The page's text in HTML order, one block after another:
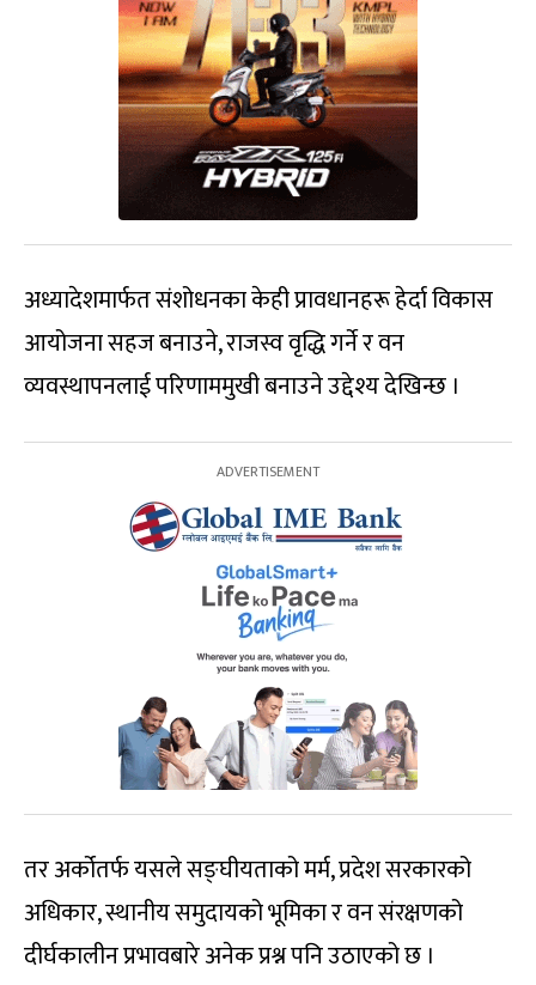
अध्यादेशमार्फत संशोधनका केही प्रावधानहरू हेर्दा विकास
आयोजना सहज बनाउने, राजस्व वृद्धि गर्ने र वन
व्यवस्थापनलाई परिणाममुखी बनाउने उद्देश्य देखिन्छ ।
तर अर्कोतर्फ यसले सङ्घीयताको मर्म, प्रदेश सरकारको
अधिकार, स्थानीय समुदायको भूमिका र वन संरक्षणको
दीर्घकालीन प्रभावबारे अनेक प्रश्न पनि उठाएको छ ।